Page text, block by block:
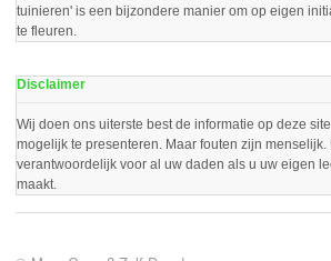
tuinieren' is een bijzondere manier om op eigen
te fleuren.
Disclaimer
Wij doen ons uiterste best de informatie op deze
mogelijk te presenteren. Maar fouten zijn menselijk.
verantwoordelijk voor al uw daden als u uw eigen
maakt.